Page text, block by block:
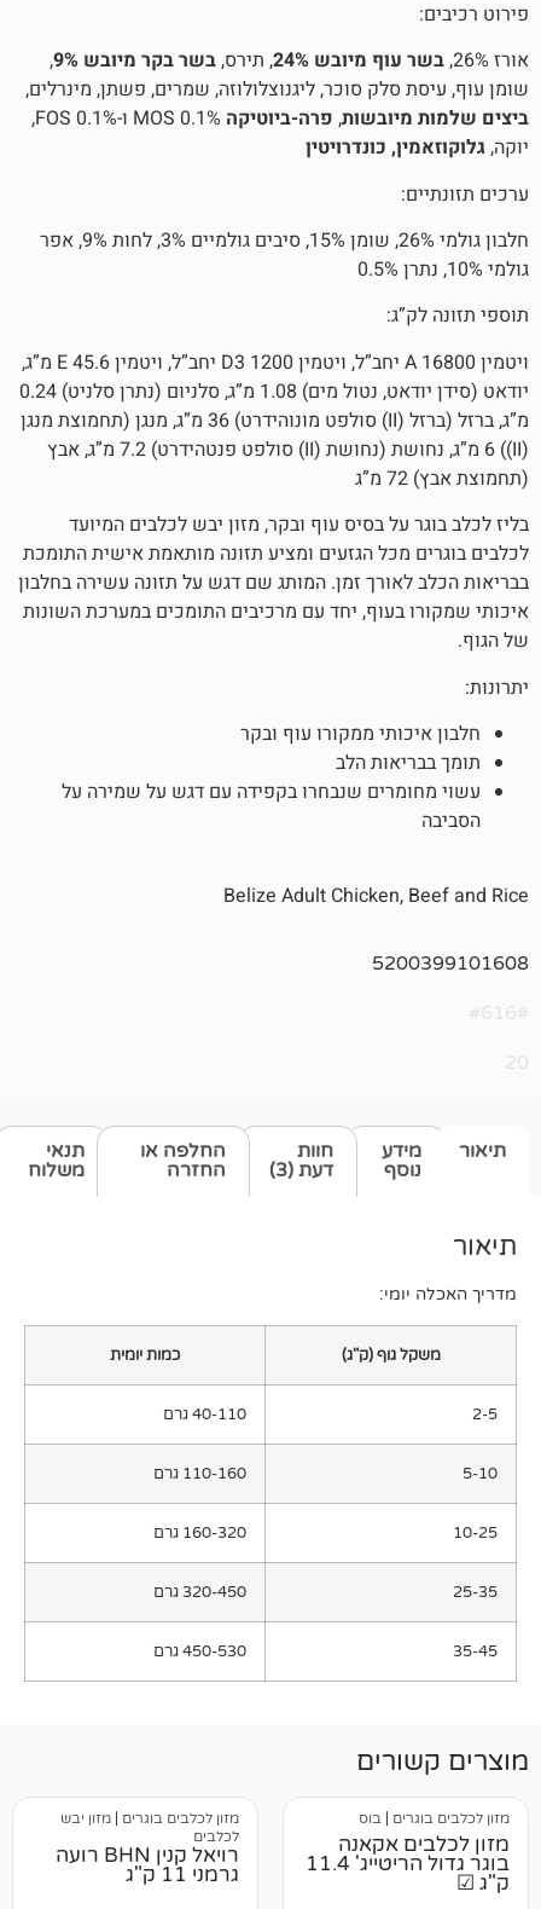
מיובש 24% , תירס,בשר בקר מיובש 9%
,
סוכר, ליגנוצלולוזה, שמרים, פשתן, מינרלים,
,פרה-ביוטיקה
MOS 0.1% ו-FOS 0.1%,
כונדרויטין
חלבון גולמי 26%, שומן 15%, סיבים גולמיים 3%, לחות 9%, אפר
ויטמין A 16800 יחב”ל, ויטמין D3 1200 יחב”ל, ויטמין E 45.6 מ”ג,
יודאט (סידן יודאט, נטול מים) 1.08 מ”ג, סלניום (נתרן סלניט) 0.24
מ”ג, ברזל (ברזל (II) סולפט מונוהידרט) 36 מ”ג, מנגן (תחמוצת מנגן
(II)) 6 מ”ג, נחושת (נחושת (II) סולפט פנטהידרט) 7.2 מ”ג, אבץ
בסיס עוף ובקר, מזון יבש לכלבים המיועד
הגזעים ומציע תזונה מותאמת אישית התומכת
זמן. המותג שם דגש על תזונה עשירה בחלבון
יחד עם מרכיבים התומכים במערכת השונות
ממקורו עוף ובקר
הלב
שנבחרו בקפידה עם דגש על שמירה על
Belize Adult
תנאי
משלוח
חוות
דעת (3)
החלפה או
החזרה
בוס
אקאנה
בוגר גדול הריטייג' 11.4
מזון לכלבים בוגרים
מזון יבש
לכלבים
רויאל קנין BHN רועה
גרמני 11 ק"ג